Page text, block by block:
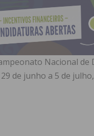
Nacional de
de junho a 5 de